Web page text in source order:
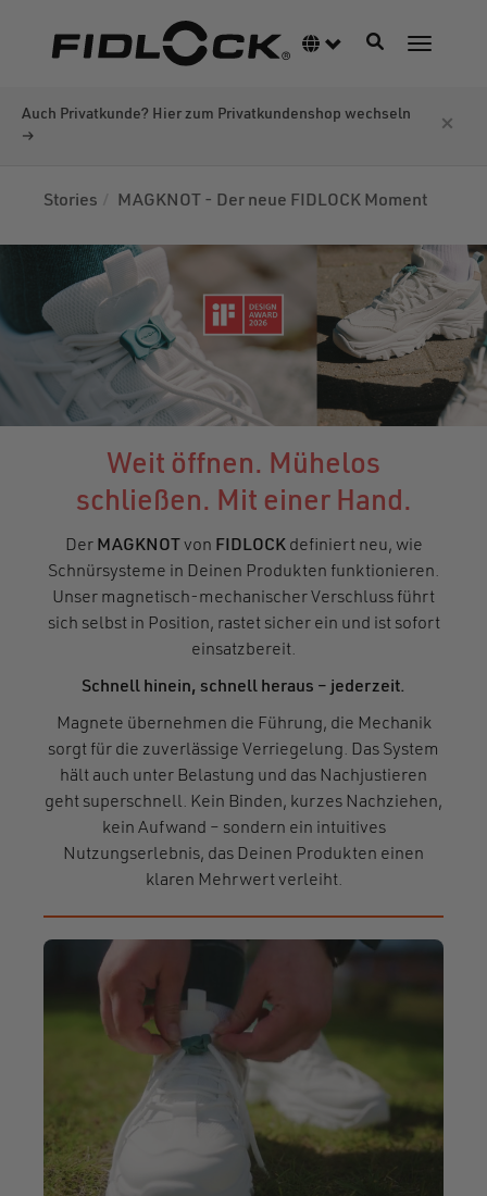
Sprachumschalter
Navigation
Auch Privatkunde? Hier zum Privatkundenshop wechseln
→
×
Stories MAGKNOT - Der neue FIDLOCK Moment
Weit öffnen. Mühelos
schließen. Mit einer Hand.
Der MAGKNOT von FIDLOCK definiert neu, wie
Schnürsysteme in Deinen Produkten funktionieren.
Unser magnetisch-mechanischer Verschluss führt
sich selbst in Position, rastet sicher ein und ist sofort
einsatzbereit.
Schnell hinein, schnell heraus – jederzeit.
Magnete übernehmen die Führung, die Mechanik
sorgt für die zuverlässige Verriegelung. Das System
hält auch unter Belastung und das Nachjustieren
geht superschnell. Kein Binden, kurzes Nachziehen,
kein Aufwand – sondern ein intuitives
Nutzungserlebnis, das Deinen Produkten einen
klaren Mehrwert verleiht.
Video file